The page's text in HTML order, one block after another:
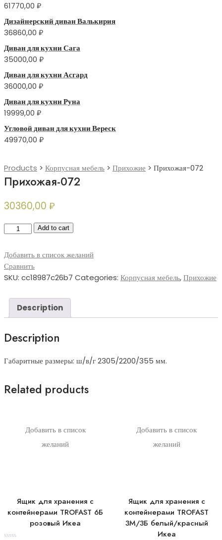
61770,00 ₽
Дизайнерский диван Валькирия
36860,00 ₽
Диван для кухни Сага
35000,00 ₽
Диван для кухни Асгард
36000,00 ₽
Диван для кухни Руна
19999,00 ₽
Угловой диван для кухни Вереск
49970,00 ₽
Products > Корпусная мебель > Прихожие > Прихожая-072
Прихожая-072
30360,00 ₽
Прихожая-072Add to cart
Добавить в список желаний
Сравнить
SKU: cc18987c26b7 Categories: Корпусная мебель,Прихожие
Description
Description
Габаритные размеры: ш/в/г 2305/2200/355 мм.
Related products
Добавить в список
желаний
Ящик для хранения с
контейнерами TROFAST 6Б
розовый Икеа
Добавить в список
желаний
Ящик для хранения с
контейнерами TROFAST
3М/3Б белый/красный
Икеа